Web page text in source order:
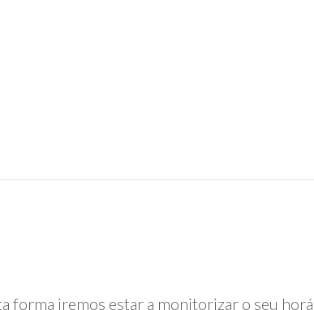
iremos estar a monitorizar o seu